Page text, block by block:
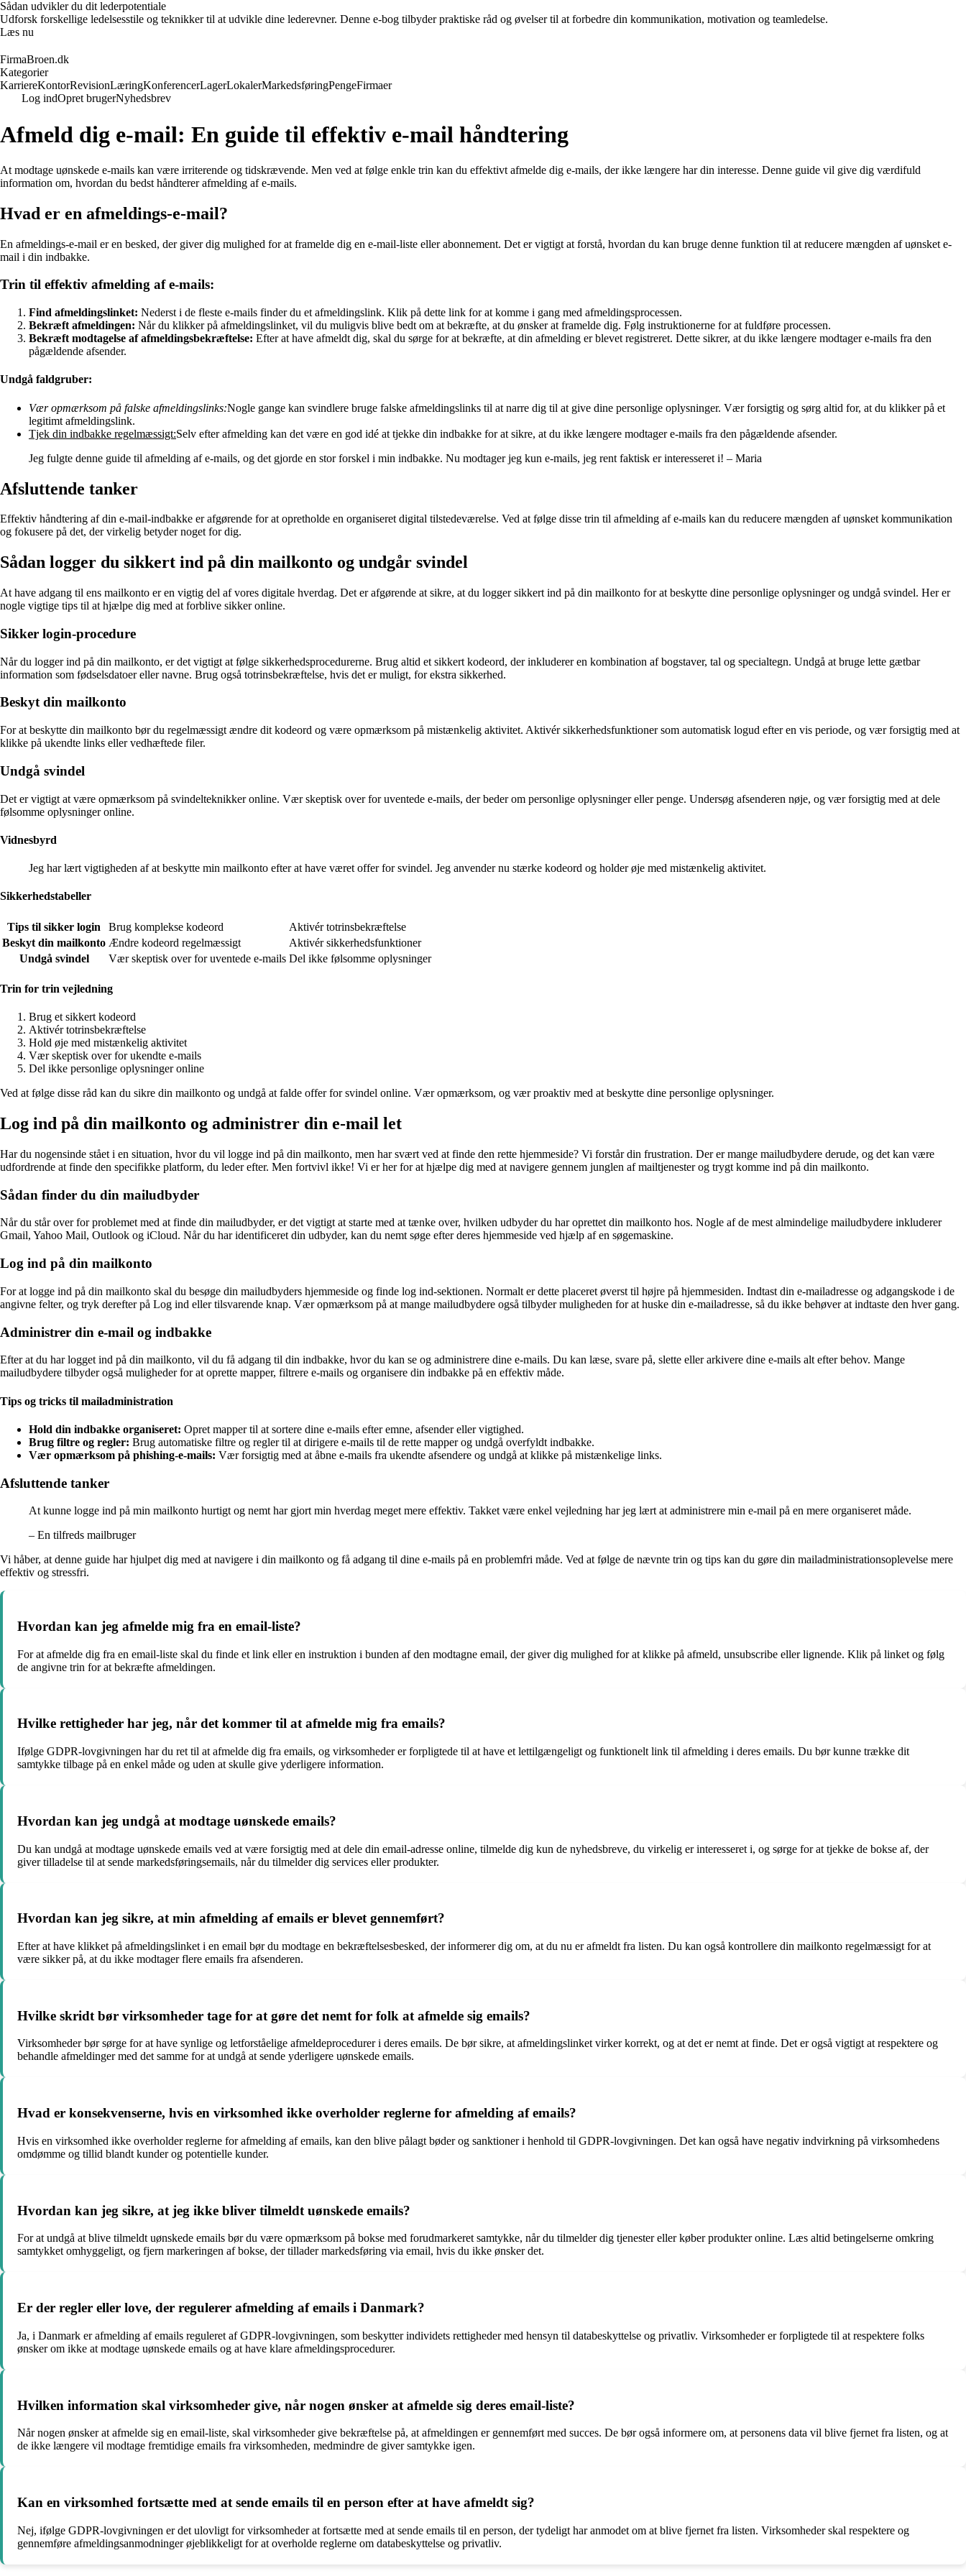
Sådan udvikler du dit lederpotentiale
Udforsk forskellige ledelsesstile og teknikker til at udvikle dine lederevner. Denne e-bog tilbyder praktiske råd og øvelser til at forbedre din kommunikation, motivation og teamledelse.
Læs nu
FirmaBroen.dk
Kategorier
KarriereKontorRevisionLæringKonferencerLagerLokalerMarkedsføringPengeFirmaer
Log indOpret brugerNyhedsbrev
Afmeld dig e-mail: En guide til effektiv e-mail håndtering
At modtage uønskede e-mails kan være irriterende og tidskrævende. Men ved at følge enkle trin kan du effektivt afmelde dig e-mails, der ikke længere har din interesse. Denne guide vil give dig værdifuld
information om, hvordan du bedst håndterer afmelding af e-mails.
Hvad er en afmeldings-e-mail?
En afmeldings-e-mail er en besked, der giver dig mulighed for at framelde dig en e-mail-liste eller abonnement. Det er vigtigt at forstå, hvordan du kan bruge denne funktion til at reducere mængden af uønsket e-
mail i din indbakke.
Trin til effektiv afmelding af e-mails:
Find afmeldingslinket: Nederst i de fleste e-mails finder du et afmeldingslink. Klik på dette link for at komme i gang med afmeldingsprocessen.
Bekræft afmeldingen: Når du klikker på afmeldingslinket, vil du muligvis blive bedt om at bekræfte, at du ønsker at framelde dig. Følg instruktionerne for at fuldføre processen.
Bekræft modtagelse af afmeldingsbekræftelse: Efter at have afmeldt dig, skal du sørge for at bekræfte, at din afmelding er blevet registreret. Dette sikrer, at du ikke længere modtager e-mails fra den
pågældende afsender.
Undgå faldgruber:
Vær opmærksom på falske afmeldingslinks:Nogle gange kan svindlere bruge falske afmeldingslinks til at narre dig til at give dine personlige oplysninger. Vær forsigtig og sørg altid for, at du klikker på et
legitimt afmeldingslink.
Tjek din indbakke regelmæssigt:Selv efter afmelding kan det være en god idé at tjekke din indbakke for at sikre, at du ikke længere modtager e-mails fra den pågældende afsender.
Jeg fulgte denne guide til afmelding af e-mails, og det gjorde en stor forskel i min indbakke. Nu modtager jeg kun e-mails, jeg rent faktisk er interesseret i! – Maria
Afsluttende tanker
Effektiv håndtering af din e-mail-indbakke er afgørende for at opretholde en organiseret digital tilstedeværelse. Ved at følge disse trin til afmelding af e-mails kan du reducere mængden af uønsket kommunikation
og fokusere på det, der virkelig betyder noget for dig.
Sådan logger du sikkert ind på din mailkonto og undgår svindel
At have adgang til ens mailkonto er en vigtig del af vores digitale hverdag. Det er afgørende at sikre, at du logger sikkert ind på din mailkonto for at beskytte dine personlige oplysninger og undgå svindel. Her er
nogle vigtige tips til at hjælpe dig med at forblive sikker online.
Sikker login-procedure
Når du logger ind på din mailkonto, er det vigtigt at følge sikkerhedsprocedurerne. Brug altid et sikkert kodeord, der inkluderer en kombination af bogstaver, tal og specialtegn. Undgå at bruge lette gætbar
information som fødselsdatoer eller navne. Brug også totrinsbekræftelse, hvis det er muligt, for ekstra sikkerhed.
Beskyt din mailkonto
For at beskytte din mailkonto bør du regelmæssigt ændre dit kodeord og være opmærksom på mistænkelig aktivitet. Aktivér sikkerhedsfunktioner som automatisk logud efter en vis periode, og vær forsigtig med at
klikke på ukendte links eller vedhæftede filer.
Undgå svindel
Det er vigtigt at være opmærksom på svindelteknikker online. Vær skeptisk over for uventede e-mails, der beder om personlige oplysninger eller penge. Undersøg afsenderen nøje, og vær forsigtig med at dele
følsomme oplysninger online.
Vidnesbyrd
Jeg har lært vigtigheden af at beskytte min mailkonto efter at have været offer for svindel. Jeg anvender nu stærke kodeord og holder øje med mistænkelig aktivitet.
Sikkerhedstabeller
Tips til sikker login Brug komplekse kodeord
Aktivér totrinsbekræftelse
Beskyt din mailkonto Ændre kodeord regelmæssigt
Aktivér sikkerhedsfunktioner
Undgå svindel
Vær skeptisk over for uventede e-mails Del ikke følsomme oplysninger
Trin for trin vejledning
Brug et sikkert kodeord
Aktivér totrinsbekræftelse
Hold øje med mistænkelig aktivitet
Vær skeptisk over for ukendte e-mails
Del ikke personlige oplysninger online
Ved at følge disse råd kan du sikre din mailkonto og undgå at falde offer for svindel online. Vær opmærksom, og vær proaktiv med at beskytte dine personlige oplysninger.
Log ind på din mailkonto og administrer din e-mail let
Har du nogensinde stået i en situation, hvor du vil logge ind på din mailkonto, men har svært ved at finde den rette hjemmeside? Vi forstår din frustration. Der er mange mailudbydere derude, og det kan være
udfordrende at finde den specifikke platform, du leder efter. Men fortvivl ikke! Vi er her for at hjælpe dig med at navigere gennem junglen af mailtjenester og trygt komme ind på din mailkonto.
Sådan finder du din mailudbyder
Når du står over for problemet med at finde din mailudbyder, er det vigtigt at starte med at tænke over, hvilken udbyder du har oprettet din mailkonto hos. Nogle af de mest almindelige mailudbydere inkluderer
Gmail, Yahoo Mail, Outlook og iCloud. Når du har identificeret din udbyder, kan du nemt søge efter deres hjemmeside ved hjælp af en søgemaskine.
Log ind på din mailkonto
For at logge ind på din mailkonto skal du besøge din mailudbyders hjemmeside og finde log ind-sektionen. Normalt er dette placeret øverst til højre på hjemmesiden. Indtast din e-mailadresse og adgangskode i de
angivne felter, og tryk derefter på Log ind eller tilsvarende knap. Vær opmærksom på at mange mailudbydere også tilbyder muligheden for at huske din e-mailadresse, så du ikke behøver at indtaste den hver gang.
Administrer din e-mail og indbakke
Efter at du har logget ind på din mailkonto, vil du få adgang til din indbakke, hvor du kan se og administrere dine e-mails. Du kan læse, svare på, slette eller arkivere dine e-mails alt efter behov. Mange
mailudbydere tilbyder også muligheder for at oprette mapper, filtrere e-mails og organisere din indbakke på en effektiv måde.
Tips og tricks til mailadministration
Hold din indbakke organiseret: Opret mapper til at sortere dine e-mails efter emne, afsender eller vigtighed.
Brug filtre og regler: Brug automatiske filtre og regler til at dirigere e-mails til de rette mapper og undgå overfyldt indbakke.
Vær opmærksom på phishing-e-mails: Vær forsigtig med at åbne e-mails fra ukendte afsendere og undgå at klikke på mistænkelige links.
Afsluttende tanker
At kunne logge ind på min mailkonto hurtigt og nemt har gjort min hverdag meget mere effektiv. Takket være enkel vejledning har jeg lært at administrere min e-mail på en mere organiseret måde.
– En tilfreds mailbruger
Vi håber, at denne guide har hjulpet dig med at navigere i din mailkonto og få adgang til dine e-mails på en problemfri måde. Ved at følge de nævnte trin og tips kan du gøre din mailadministrationsoplevelse mere
effektiv og stressfri.
Hvordan kan jeg afmelde mig fra en email-liste?
For at afmelde dig fra en email-liste skal du finde et link eller en instruktion i bunden af den modtagne email, der giver dig mulighed for at klikke på afmeld, unsubscribe eller lignende. Klik på linket og følg
de angivne trin for at bekræfte afmeldingen.
Hvilke rettigheder har jeg, når det kommer til at afmelde mig fra emails?
Ifølge GDPR-lovgivningen har du ret til at afmelde dig fra emails, og virksomheder er forpligtede til at have et lettilgængeligt og funktionelt link til afmelding i deres emails. Du bør kunne trække dit
samtykke tilbage på en enkel måde og uden at skulle give yderligere information.
Hvordan kan jeg undgå at modtage uønskede emails?
Du kan undgå at modtage uønskede emails ved at være forsigtig med at dele din email-adresse online, tilmelde dig kun de nyhedsbreve, du virkelig er interesseret i, og sørge for at tjekke de bokse af, der
giver tilladelse til at sende markedsføringsemails, når du tilmelder dig services eller produkter.
Hvordan kan jeg sikre, at min afmelding af emails er blevet gennemført?
Efter at have klikket på afmeldingslinket i en email bør du modtage en bekræftelsesbesked, der informerer dig om, at du nu er afmeldt fra listen. Du kan også kontrollere din mailkonto regelmæssigt for at
være sikker på, at du ikke modtager flere emails fra afsenderen.
Hvilke skridt bør virksomheder tage for at gøre det nemt for folk at afmelde sig emails?
Virksomheder bør sørge for at have synlige og letforståelige afmeldeprocedurer i deres emails. De bør sikre, at afmeldingslinket virker korrekt, og at det er nemt at finde. Det er også vigtigt at respektere og
behandle afmeldinger med det samme for at undgå at sende yderligere uønskede emails.
Hvad er konsekvenserne, hvis en virksomhed ikke overholder reglerne for afmelding af emails?
Hvis en virksomhed ikke overholder reglerne for afmelding af emails, kan den blive pålagt bøder og sanktioner i henhold til GDPR-lovgivningen. Det kan også have negativ indvirkning på virksomhedens
omdømme og tillid blandt kunder og potentielle kunder.
Hvordan kan jeg sikre, at jeg ikke bliver tilmeldt uønskede emails?
For at undgå at blive tilmeldt uønskede emails bør du være opmærksom på bokse med forudmarkeret samtykke, når du tilmelder dig tjenester eller køber produkter online. Læs altid betingelserne omkring
samtykket omhyggeligt, og fjern markeringen af bokse, der tillader markedsføring via email, hvis du ikke ønsker det.
Er der regler eller love, der regulerer afmelding af emails i Danmark?
Ja, i Danmark er afmelding af emails reguleret af GDPR-lovgivningen, som beskytter individets rettigheder med hensyn til databeskyttelse og privatliv. Virksomheder er forpligtede til at respektere folks
ønsker om ikke at modtage uønskede emails og at have klare afmeldingsprocedurer.
Hvilken information skal virksomheder give, når nogen ønsker at afmelde sig deres email-liste?
Når nogen ønsker at afmelde sig en email-liste, skal virksomheder give bekræftelse på, at afmeldingen er gennemført med succes. De bør også informere om, at personens data vil blive fjernet fra listen, og at
de ikke længere vil modtage fremtidige emails fra virksomheden, medmindre de giver samtykke igen.
Kan en virksomhed fortsætte med at sende emails til en person efter at have afmeldt sig?
Nej, ifølge GDPR-lovgivningen er det ulovligt for virksomheder at fortsætte med at sende emails til en person, der tydeligt har anmodet om at blive fjernet fra listen. Virksomheder skal respektere og
gennemføre afmeldingsanmodninger øjeblikkeligt for at overholde reglerne om databeskyttelse og privatliv.